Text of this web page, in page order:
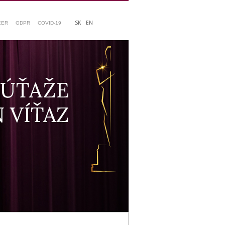
SK EN
GDPR COVID-19